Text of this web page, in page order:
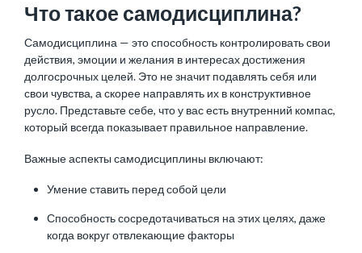
Что такое самодисциплина?
Самодисциплина — это способность контролировать свои
действия, эмоции и желания в интересах достижения
долгосрочных целей. Это не значит подавлять себя или
свои чувства, а скорее направлять их в конструктивное
русло. Представьте себе, что у вас есть внутренний компас,
который всегда показывает правильное направление.
Важные аспекты самодисциплины включают:
Умение ставить перед собой цели
Способность сосредотачиваться на этих целях, даже
когда вокруг отвлекающие факторы